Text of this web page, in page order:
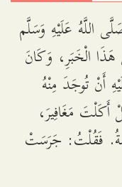
اللَّهُ عَلَيْهِ وَسَلَّم
الْخَبَرِ، وَكَانَ
أَنْ تُوجَدَ مِنْهُ
مَغَافِيرَ،
فَقُلْتُ: جَرَسَتْ